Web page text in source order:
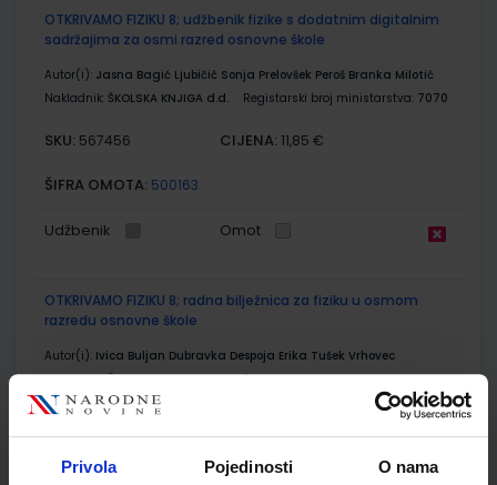
Privola Pojedinosti O nama
OTKRIVAMO FIZIKU 8; udžbenik fizike s dodatnim digitalnim
sadržajima za osmi razred osnovne škole
Autor(i): Jasna Bagić Ljubičić Sonja Prelovšek Peroš Branka Milotić
Nakladnik: ŠKOLSKA KNJIGA d.d. Registarski broj ministarstva: 7070
SKU: 567456 CIJENA: 11,85 €
ŠIFRA OMOTA: 500163
Udžbenik Omot
OTKRIVAMO FIZIKU 8; radna bilježnica za fiziku u osmom
razredu osnovne škole
Autor(i): Ivica Buljan Dubravka Despoja Erika Tušek Vrhovec
Nakladnik:ŠKOLSKA KNJIGA d.d.
Registarski broj ministarstva:
7070-DOM
SKU:567457 CIJENA:13,60 €